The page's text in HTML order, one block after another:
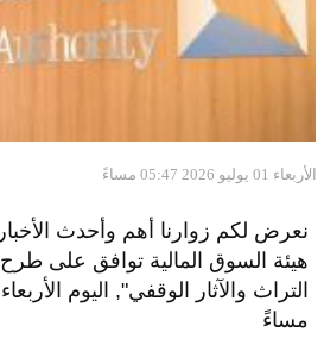
الأربعاء 01 يوليو 2026 05:47 مساءً
نعرض لكم زوارنا أهم وأحدث
هيئة السوق المالية توافق على
مساءً